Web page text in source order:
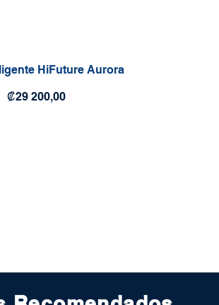
HiFuture Aurora
Precio
₡29 200,00